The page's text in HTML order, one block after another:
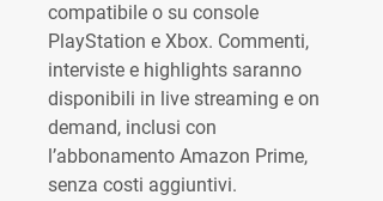
compatibile o su console
PlayStation e Xbox. Commenti,
interviste e highlights saranno
disponibili in live streaming e on
demand, inclusi con
l’abbonamento Amazon Prime,
senza costi aggiuntivi.